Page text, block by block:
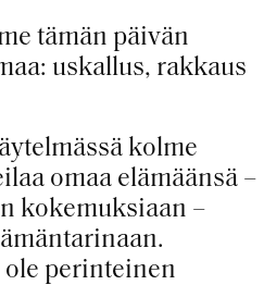
tämän päivän
uskallus, rakkaus
kolme
omaa elämäänsä –
kokemuksiaan –
ole perinteinen